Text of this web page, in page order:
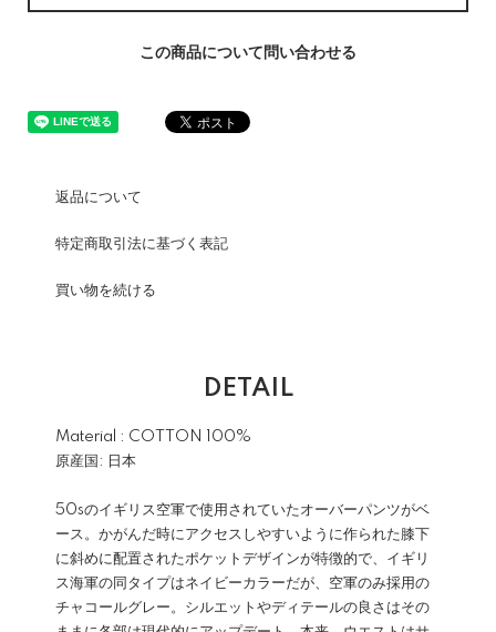
この商品について問い合わせる
返品について
特定商取引法に基づく表記
買い物を続ける
DETAIL
Material : COTTON 100%
原産国: 日本
50sのイギリス空軍で使用されていたオーバーパンツがベ
ース。かがんだ時にアクセスしやすいように作られた膝下
に斜めに配置されたポケットデザインが特徴的で、イギリ
ス海軍の同タイプはネイビーカラーだが、空軍のみ採用の
チャコールグレー。シルエットやディテールの良さはその